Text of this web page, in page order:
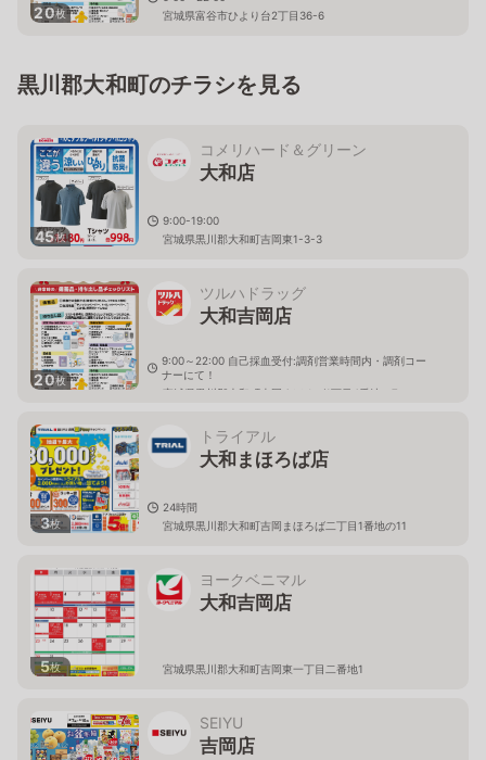
20枚
宮城県富谷市ひより台2丁目36-6
黒川郡大和町のチラシを見る
45枚
コメリハード＆グリーン
大和店
9:00-19:00
宮城県黒川郡大和町吉岡東1-3-3
20枚
ツルハドラッグ
大和吉岡店
9:00～22:00 自己採血受付:調剤営業時間内・調剤コー
ナーにて！
宮城県黒川郡大和町吉岡まほろば1丁目4番地の7
3枚
トライアル
大和まほろば店
24時間
宮城県黒川郡大和町吉岡まほろば二丁目1番地の11
5枚
ヨークベニマル
大和吉岡店
宮城県黒川郡大和町吉岡東一丁目二番地1
SEIYU
吉岡店